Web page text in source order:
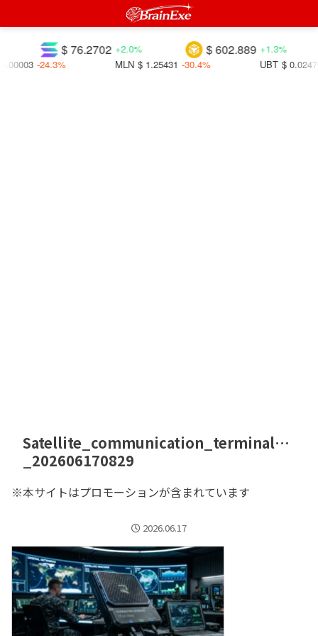
$ 602.889 +1.3%
$ 76.2702 +2.0%
UBT $ 0.02476
MLN $ 1.25431 -30.4%
-24.3%
Satellite_communication_terminal…
_202606170829
※本サイトはプロモーションが含まれています
2026.06.17